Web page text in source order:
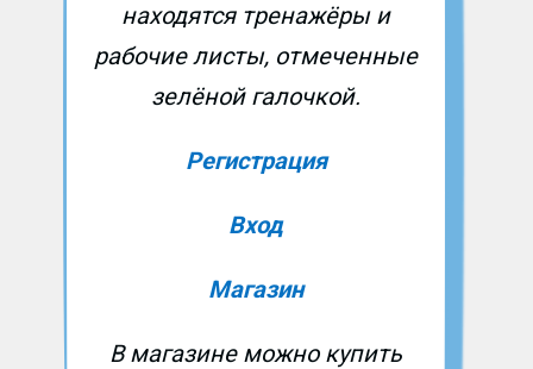
находятся тренажёры и
рабочие листы, отмеченные
зелёной галочкой.
Регистрация
Вход
Магазин
В магазине можно купить